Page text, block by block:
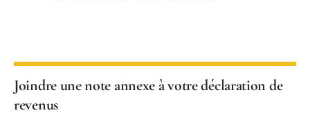
Joindre une note annexe à votre déclaration de
revenus